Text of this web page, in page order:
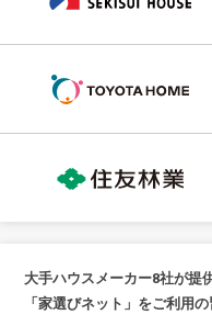
大手ハウスメーカー8社が提
「家選びネット」をご利用